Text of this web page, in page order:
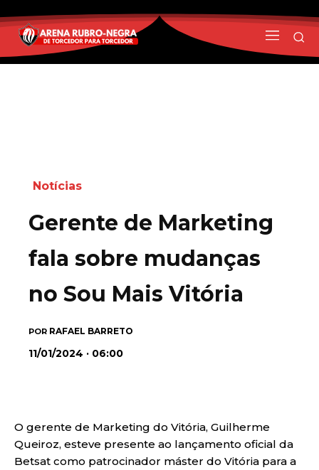
Notícias
Gerente de Marketing
fala sobre mudanças
no Sou Mais Vitória
POR RAFAEL BARRETO
11/01/2024 · 06:00
O gerente de Marketing do Vitória, Guilherme
Queiroz, esteve presente ao lançamento oficial da
Betsat como patrocinador máster do Vitória para a